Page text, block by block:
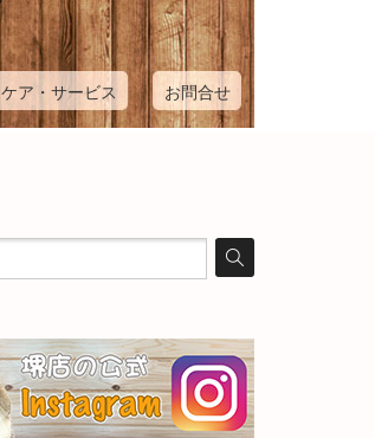
ケア・サービス お問合せ